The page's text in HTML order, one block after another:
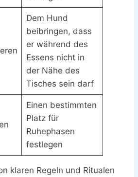
Dem Hund
beibringen, dass
er während des
Essens nicht in
der Nähe des
Tisches sein darf
Einen bestimmten
Platz für
Ruhephasen
festlegen
klaren Regeln und Ritualen